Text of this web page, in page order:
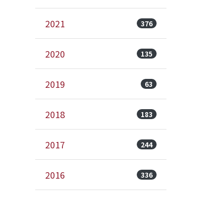
2021 376
2020 135
2019 63
2018 183
2017 244
2016 336